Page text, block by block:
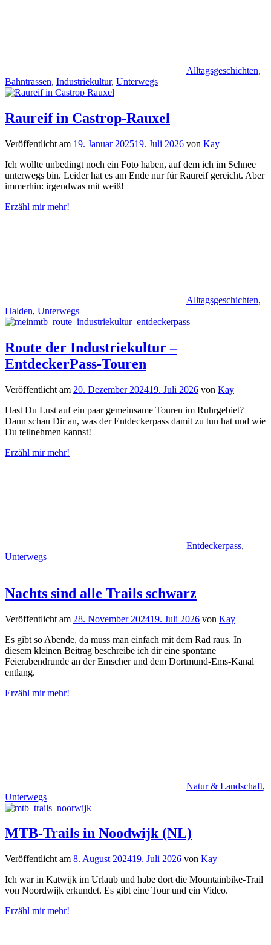
Alltagsgeschichten,
Bahntrassen, Industriekultur, Unterwegs
Raureif in Castrop-Rauxel
Veröffentlicht am 19. Januar 202519. Juli 2026 von Kay
Ich wollte unbedingt noch ein Foto haben, auf dem ich im Schnee
unterwegs bin. Leider hat es am Ende nur für Raureif gereicht. Aber
immerhin: irgendwas mit weiß!
Erzähl mir mehr!
Alltagsgeschichten,
Halden, Unterwegs
Route der Industriekultur –
EntdeckerPass-Touren
Veröffentlicht am 20. Dezember 202419. Juli 2026 von Kay
Hast Du Lust auf ein paar gemeinsame Touren im Ruhrgebiet?
Dann schau Dir an, was der Entdeckerpass damit zu tun hat und wie
Du teilnehmen kannst!
Erzähl mir mehr!
Entdeckerpass,
Unterwegs
Nachts sind alle Trails schwarz
Veröffentlicht am 28. November 202419. Juli 2026 von Kay
Es gibt so Abende, da muss man einfach mit dem Rad raus. In
diesem kleinen Beitrag beschreibe ich dir eine spontane
Feierabendrunde an der Emscher und dem Dortmund-Ems-Kanal
entlang.
Erzähl mir mehr!
Natur & Landschaft,
Unterwegs
MTB-Trails in Noodwijk (NL)
Veröffentlicht am 8. August 202419. Juli 2026 von Kay
Ich war in Katwijk im Urlaub und habe dort die Mountainbike-Trail
von Noordwijk erkundet. Es gibt eine Tour und ein Video.
Erzähl mir mehr!